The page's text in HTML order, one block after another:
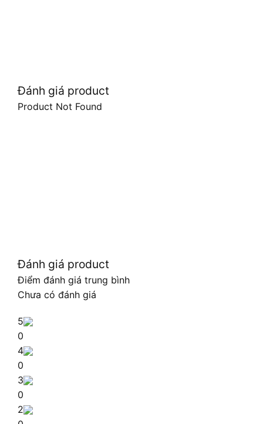
Đánh giá product
Product Not Found
Đánh giá product
Điểm đánh giá trung bình
Chưa có đánh giá
5
0
4
0
3
0
2